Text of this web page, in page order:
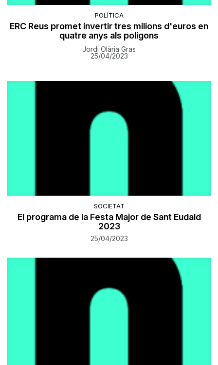
POLÍTICA
ERC Reus promet invertir tres milions d'euros en
quatre anys als polígons
Jordi Olària Gras
25/04/2023
SOCIETAT
​El programa de la Festa Major de Sant Eudald
2023
25/04/2023